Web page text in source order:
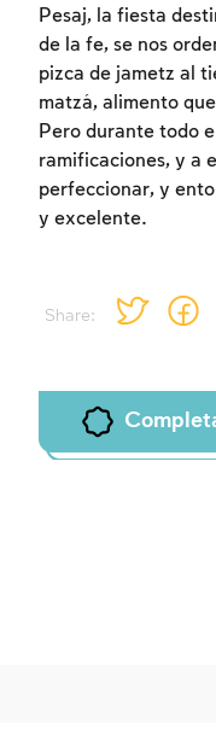
Share:
Pesaj, la fiesta
de la fe, se nos
pizca de jametz al
matzá, alimento
Pero durante todo
ramificaciones, y a
perfeccionar, y
y excelente.